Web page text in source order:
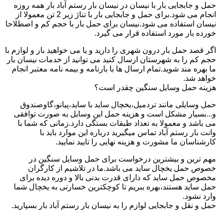
حمل و جابجایی بار با نیسان در نیسان بار رستم آباد بار همه روزه
انجام می شود.برای حمل و جابجایی بار با تناژ زیر 2 تن معمولا از
نیسان استفاده می شود.نیسان برای حمل بار با حجم کم و اصطلاحا
خورده بار مورد استفاده قرار می گیرد.
اگر قصد حمل بار درون شهری را دارید و یا می خواهید بار و لوازم با
حجم کم را به شهرستان ارسال کنید می توانید از خدمات نیسان بار
ما بهره مند شوید.تمام ارسال ها با بارنامه و بیمه نامه معتبر انجام
خواهد شد.
هزینه حمل وسایل سنگین چقدر است؟
حمل وسایلی مانند تردمیل،یخچال ساید با ساید،پیانو،گاوصندوق
و...بسیار مشکل است و هزینه حمل این وسایل به صورت توافقی
می باشد و معمولا به تعداد طبقات بستگی دارد.زمانی که شما با
وانت بار رستم آباد تماس میگیرید درباره این موارد باید با
کارشناسان ما مشورت و هزینه نهایی را تایید نمایید.
مهم ترین و بیشترین درخواست برای حمل وسایل سنگین در
خصوص حمل یخچال ساید می باشد.ما در تلاشیم از کارگران
مخصوص حمل ساید که دارای قدرت بدنی بالا و دوره دیده برای
حمل ساید هستند،بهره ببریم تا کوچکترین خسارتی به یخچال شما
وارد نشود.
حمل و نقل و جابجایی لوازم را به نیسان بار رستم آباد بار بسپارید.